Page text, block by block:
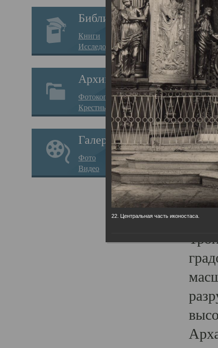
Библиотека
Книги
Исследования
Архив
Фотокопии дел
Крестные ходы
Галерея
Фото
Видео
22. Центральная часть иконостаса.